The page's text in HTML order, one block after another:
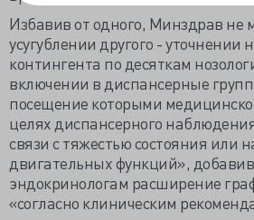
Избавив от одного, Минздрав не
усугублении другого - уточнении
контингента по десяткам
включении в диспансерные
посещение которыми
целях диспансерного
связи с тяжестью состояния или
двигательных функций»,
эндокринологам расширение
«согласно клиническим